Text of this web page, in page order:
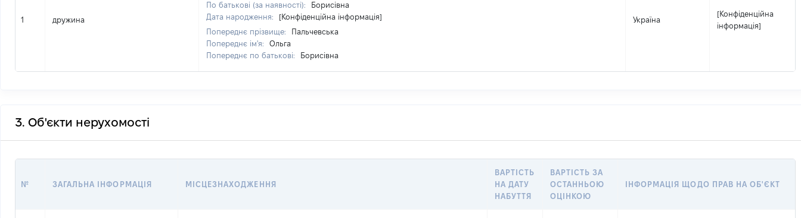
1 дружина
По батькові (за наявності):
Борисівна
Дата народження:
[Конфіденційна інформація]
Попереднє прізвище:
Пальчевська
Попереднє ім'я:
Ольга
Попереднє по батькові:
Борисівна
Україна
[Конфіденційна
інформація]
3. Об'єкти нерухомості
№ ЗАГАЛЬНА ІНФОРМАЦІЯ МІСЦЕЗНАХОДЖЕННЯ
ВАРТІСТЬ
НА ДАТУ
НАБУТТЯ
ВАРТІСТЬ ЗА
ОСТАННЬОЮ
ОЦІНКОЮ
ІНФОРМАЦІЯ ЩОДО ПРАВ НА ОБ'ЄКТ